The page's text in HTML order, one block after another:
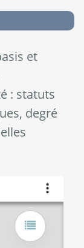
et
: statuts
degré